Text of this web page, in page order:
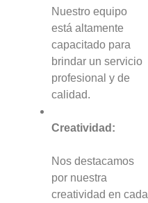
Nuestro equipo
está altamente
capacitado para
brindar un servicio
profesional y de
calidad.
Creatividad:
Nos destacamos
por nuestra
creatividad en cada